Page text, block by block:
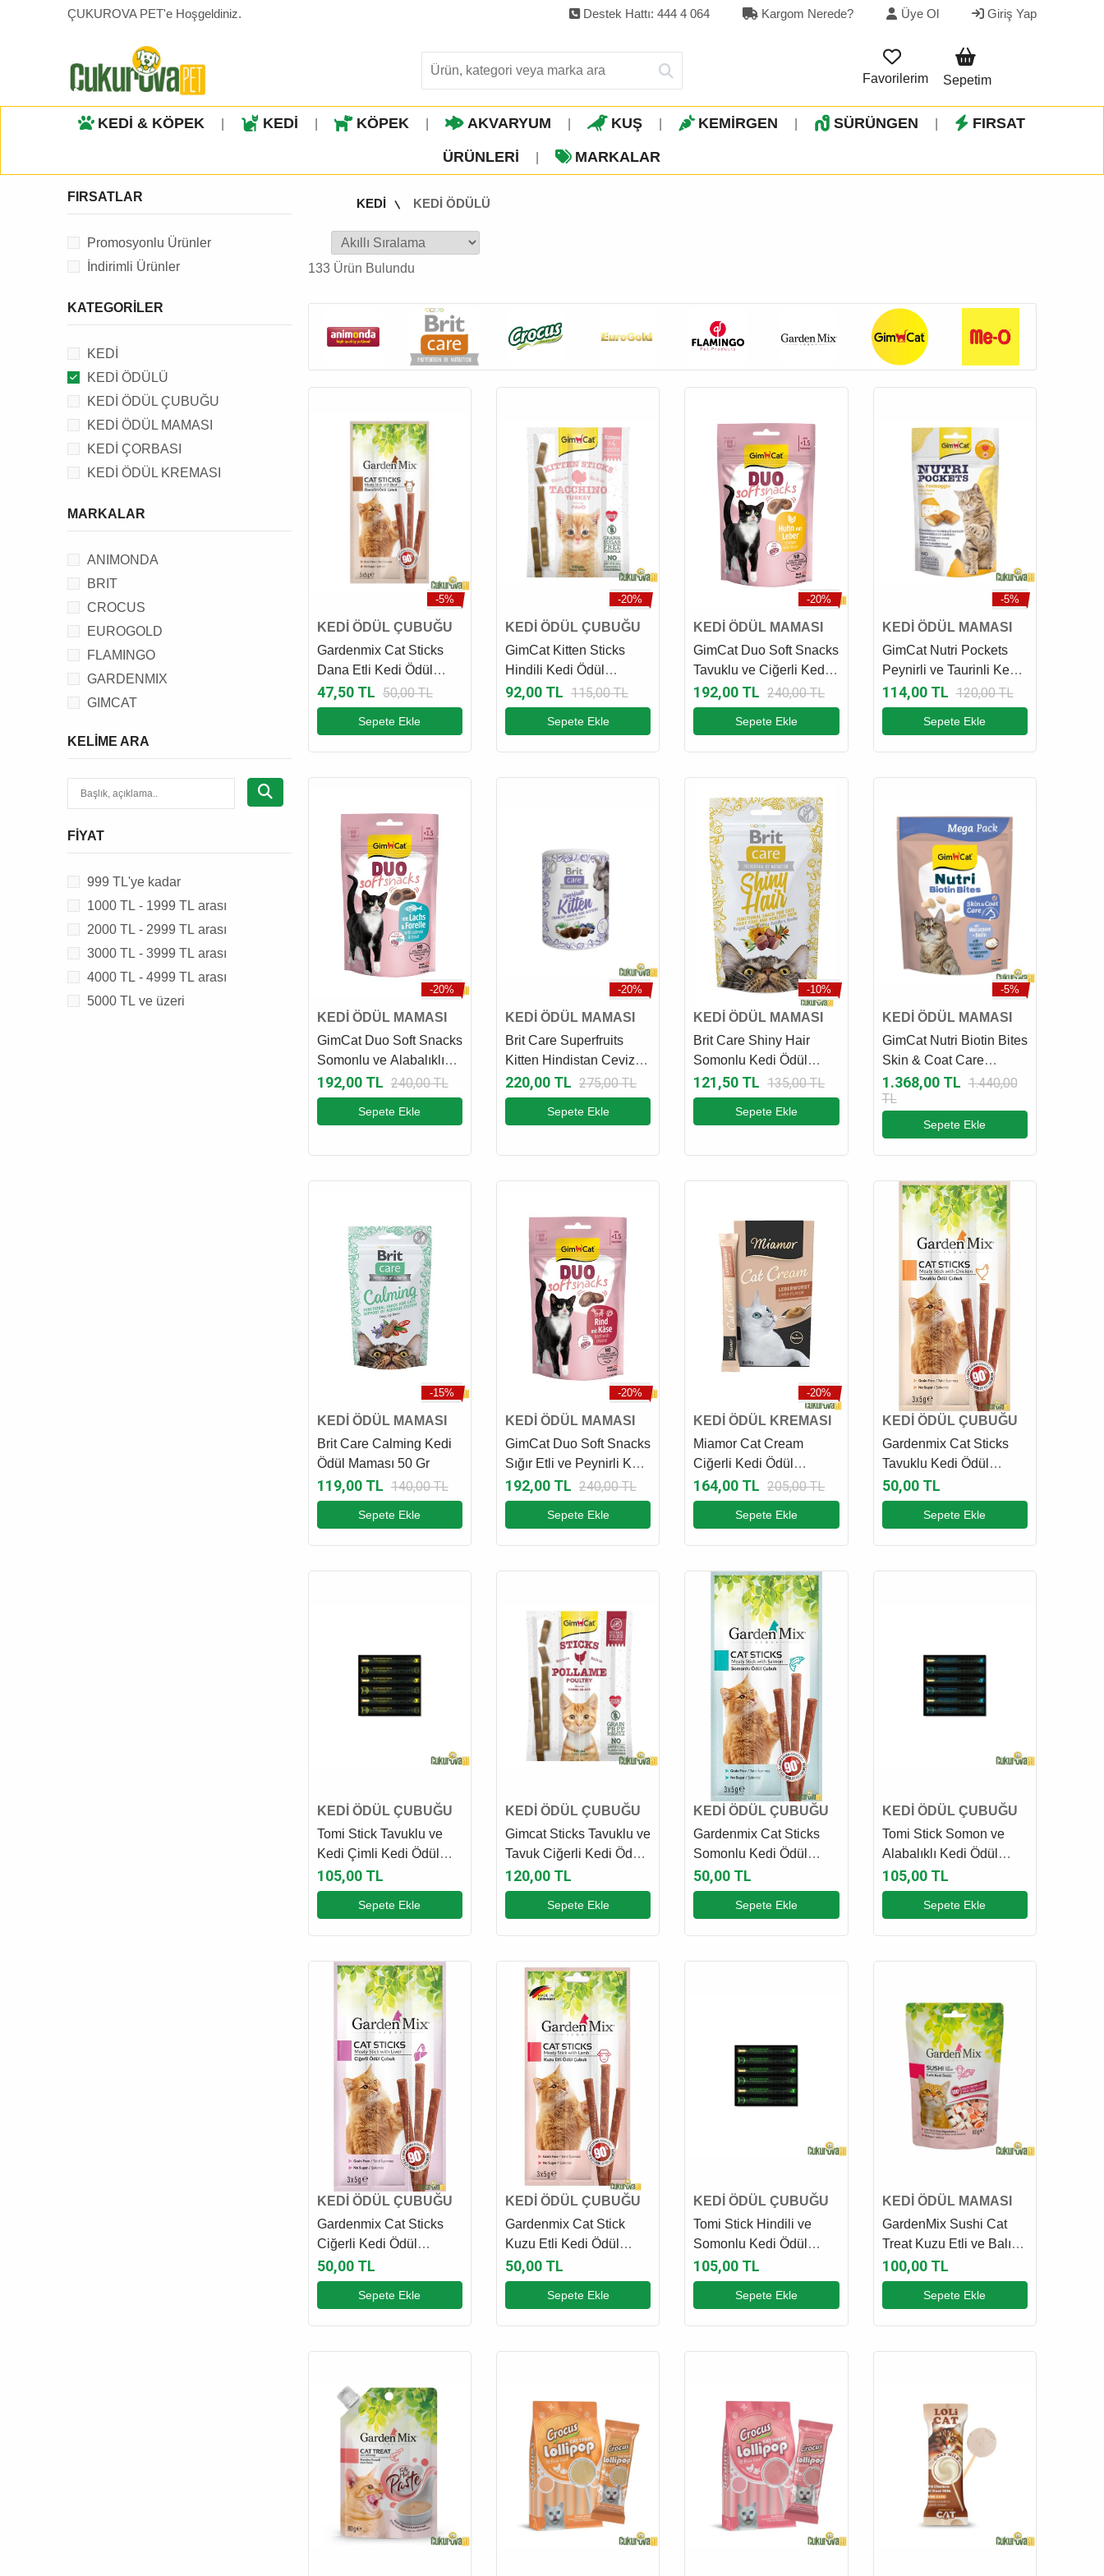
ÇUKUROVA PET'e Hoşgeldiniz. Destek Hattı: 444 4 064 Kargom Nerede? Üye Ol Giriş Yap
Favorilerim Sepetim
KEDİ & KÖPEK KEDİ KÖPEK AKVARYUM KUŞ KEMİRGEN SÜRÜNGEN FIRSAT
ÜRÜNLERI MARKALAR
KEDİ KEDİ ÖDÜLÜ
133 Ürün Bulundu
-5%
KEDİ ÖDÜL ÇUBUĞU
Gardenmix Cat Sticks
Dana Etli Kedi Ödül
Çubuğu 3 x 5 Gr
47,50 TL 50,00 TL
Sepete Ekle
-20%
KEDİ ÖDÜL ÇUBUĞU
GimCat Kitten Sticks
Hindili Kedi Ödül
Çubuğu 3 x 3 Gr
92,00 TL 115,00 TL
Sepete Ekle
-20%
KEDİ ÖDÜL MAMASI
GimCat Duo Soft Snacks
Tavuklu ve Ciğerli Kedi
Ödül Maması 50 Gr
192,00 TL 240,00 TL
Sepete Ekle
-5%
KEDİ ÖDÜL MAMASI
GimCat Nutri Pockets
Peynirli ve Taurinli Kedi
Ödül Maması 60 Gr
114,00 TL 120,00 TL
Sepete Ekle
-20%
KEDİ ÖDÜL MAMASI
GimCat Duo Soft Snacks
Somonlu ve Alabalıklı
Kedi Ödül Maması 50 Gr
192,00 TL 240,00 TL
Sepete Ekle
-20%
KEDİ ÖDÜL MAMASI
Brit Care Superfruits
Kitten Hindistan Cevizli
ve Yaban Mersinli Yavru
Kedi Ödül Maması 100
220,00 TL 275,00 TL
Sepete Ekle
-10%
KEDİ ÖDÜL MAMASI
Brit Care Shiny Hair
Somonlu Kedi Ödül
Maması 50 Gr
121,50 TL 135,00 TL
Sepete Ekle
-5%
KEDİ ÖDÜL MAMASI
GimCat Nutri Biotin Bites
Skin & Coat Care
Biyotinli ve Mascarpone
Peynirli Kedi Ödül
Maması 425 Gr
1.368,00 TL 1.440,00
TL
Sepete Ekle
-15%
KEDİ ÖDÜL MAMASI
Brit Care Calming Kedi
Ödül Maması 50 Gr
119,00 TL 140,00 TL
Sepete Ekle
-20%
KEDİ ÖDÜL MAMASI
GimCat Duo Soft Snacks
Sığır Etli ve Peynirli Kedi
Ödül Maması 50 Gr
192,00 TL 240,00 TL
Sepete Ekle
-20%
KEDİ ÖDÜL KREMASI
Miamor Cat Cream
Ciğerli Kedi Ödül
Kreması 6 x 15 Gr
164,00 TL 205,00 TL
Sepete Ekle
KEDİ ÖDÜL ÇUBUĞU
Gardenmix Cat Sticks
Tavuklu Kedi Ödül
Çubuğu 3 x 5 Gr
50,00 TL
Sepete Ekle
KEDİ ÖDÜL ÇUBUĞU
Tomi Stick Tavuklu ve
Kedi Çimli Kedi Ödül
Çubuğu 6 x 5 Gr
105,00 TL
Sepete Ekle
KEDİ ÖDÜL ÇUBUĞU
Gimcat Sticks Tavuklu ve
Tavuk Ciğerli Kedi Ödül
Çubuğu 4 x 5 Gr
120,00 TL
Sepete Ekle
KEDİ ÖDÜL ÇUBUĞU
Gardenmix Cat Sticks
Somonlu Kedi Ödül
Çubuğu 3 x 5 Gr
50,00 TL
Sepete Ekle
KEDİ ÖDÜL ÇUBUĞU
Tomi Stick Somon ve
Alabalıklı Kedi Ödül
Çubuğu 6 x 5 Gr
105,00 TL
Sepete Ekle
KEDİ ÖDÜL ÇUBUĞU
Gardenmix Cat Sticks
Ciğerli Kedi Ödül
Çubuğu 3 x 5 Gr
50,00 TL
Sepete Ekle
KEDİ ÖDÜL ÇUBUĞU
Gardenmix Cat Stick
Kuzu Etli Kedi Ödül
Çubuğu 3 x 5 Gr
50,00 TL
Sepete Ekle
KEDİ ÖDÜL ÇUBUĞU
Tomi Stick Hindili ve
Somonlu Kedi Ödül
Çubuğu 6 x 5 Gr
105,00 TL
Sepete Ekle
KEDİ ÖDÜL MAMASI
GardenMix Sushi Cat
Treat Kuzu Etli ve Balıklı
Kedi Ödül Maması 60 Gr
100,00 TL
Sepete Ekle
FIRSATLAR
Promosyonlu Ürünler
İndirimli Ürünler
KATEGORILER
KEDİ
KEDİ ÖDÜLÜ
KEDİ ÖDÜL ÇUBUĞU
KEDİ ÖDÜL MAMASI
KEDİ ÇORBASI
KEDİ ÖDÜL KREMASI
MARKALAR
ANIMONDA
BRIT
CROCUS
EUROGOLD
FLAMINGO
GARDENMIX
GIMCAT
MIAMOR
TOMI
KELIME ARA
FIYAT
999 TL'ye kadar
1000 TL - 1999 TL arası
2000 TL - 2999 TL arası
3000 TL - 3999 TL arası
4000 TL - 4999 TL arası
5000 TL ve üzeri